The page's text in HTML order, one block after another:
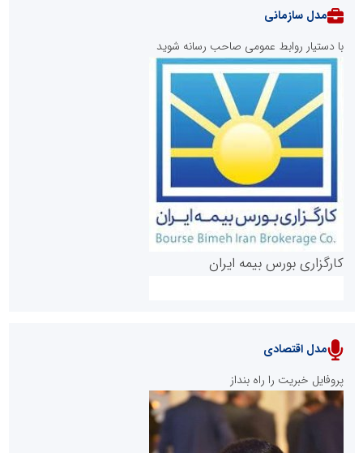
روابط عمومی خبرگزاری گزارش خبر
پایگاه خبری نهضت ملی مسکن
مدل سازمانی
با دستیار روابط عمومی صاحب رسانه شوید
کارگزاری بورس بیمه ایران
مدل اقتصادی
پروفایل خبریت را راه بنداز